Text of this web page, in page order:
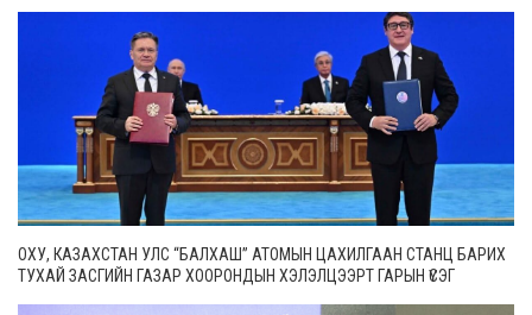
ОХУ, КАЗАХСТАН УЛС “БАЛХАШ” АТОМЫН ЦАХИЛГААН СТАНЦ БАРИХ
ТУХАЙ ЗАСГИЙН ГАЗАР ХООРОНДЫН ХЭЛЭЛЦЭЭРТ ГАРЫН ҮСЭГ